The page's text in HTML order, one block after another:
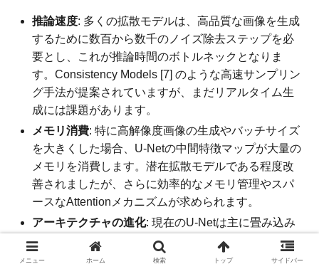
推論速度: 多くの拡散モデルは、高品質な画像を生成
するために数百から数千のノイズ除去ステップを必
要とし、これが推論時間のボトルネックとなりま
す。Consistency Models [7] のような高速サンプリン
グ手法が提案されていますが、まだリアルタイム生
成には課題があります。
メモリ消費: 特に高解像度画像の生成やバッチサイズ
を大きくした場合、U-Netの中間特徴マップが大量の
メモリを消費します。潜在拡散モデルである程度改
善されましたが、さらに効率的なメモリ管理やスパ
ースなAttentionメカニズムが求められます。
アーキテクチャの進化: 現在のU-Netは主に畳み込み
とAttentionブロックで構成されていますが、
Transformerベースの拡散モデルや、グラフニューラ
メニュー ホーム 検索 トップ サイドバー